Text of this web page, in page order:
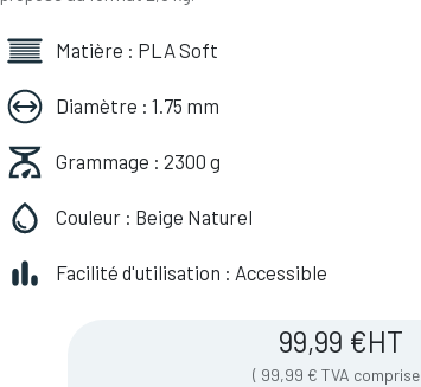
Matière : PLA Soft
Diamètre : 1.75 mm
Grammage : 2300 g
Couleur : Beige Naturel
Facilité d'utilisation : Accessible
99,99 €HT
( 99,99 € TVA comprise